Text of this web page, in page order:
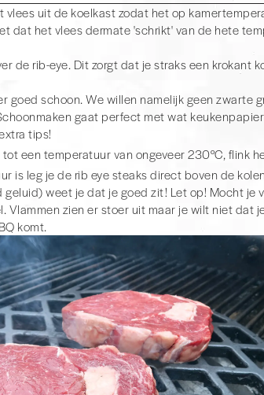
vlees uit de koelkast zodat het op
dat het vlees dermate 'schrikt' van de hete
de rib-eye. Dit zorgt dat je straks een krokant
goed schoon. We willen namelijk geen zwarte
gaat perfect met wat
tips!
een temperatuur van ongeveer 230°C, flink
is leg je de rib eye steaks direct boven de
weet je dat je goed zit! Let op! Mocht je
Vlammen zien er stoer uit maar je wilt niet dat
komt.